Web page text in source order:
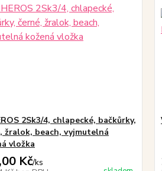
2Sk3/4, chlapecké, bačkůrky,
žralok, beach, vyjmutelná
vložka
Kč/ks